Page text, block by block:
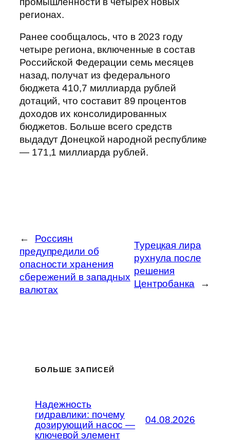
регионах.
Ранее сообщалось, что в 2023 году
четыре региона, включенные в состав
Российской Федерации семь месяцев
назад, получат из федерального
бюджета 410,7 миллиарда рублей
дотаций, что составит 89 процентов
доходов их консолидированных
бюджетов. Больше всего средств
выдадут Донецкой народной республике
— 171,1 миллиарда рублей.
←
Россиян
предупредили об
опасности хранения
сбережений в западных
валютах
Турецкая лира
рухнула после
решения
Центробанка
→
БОЛЬШЕ ЗАПИСЕЙ
Надежность
гидравлики: почему
дозирующий насос —
ключевой элемент
04.08.2026